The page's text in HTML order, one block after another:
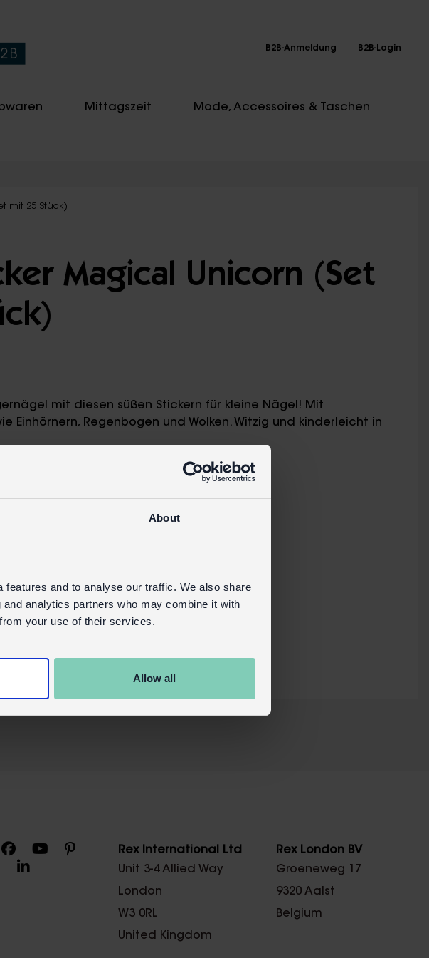
About
and to analyse our traffic. We also share
analytics partners who may combine it with
your use of their services.
Allow all
B2B-Anmeldung B2B-Login
Mittagszeit Mode, Accessoires & Taschen
mit 25 Stück)
Magical Unicorn (Set
mit diesen süßen Stickern für kleine Nägel! Mit
Einhörnern, Regenbogen und Wolken. Witzig und kinderleicht in
Rex International Ltd
Unit 3-4 Allied Way
London
W3 0RL
United Kingdom
Rex London BV
Groeneweg 17
9320 Aalst
Belgium